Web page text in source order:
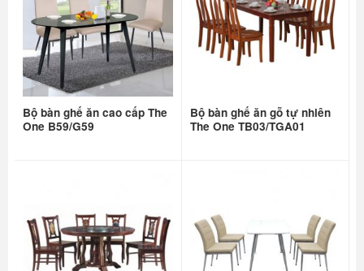
Bộ bàn ghế ăn cao cấp The
One B59/G59
Bộ bàn ghế ăn gỗ tự nhiên
The One TB03/TGA01